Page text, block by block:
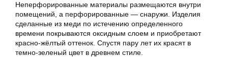
Неперфорированные материалы размещаются внутри
помещений, а перфорированные — снаружи. Изделия
сделанные из меди по истечению определенного
времени покрываются оксидным слоем и приобретают
красно-жёлтый оттенок. Спустя пару лет их красят в
темно-зеленый цвет в древнем стиле.